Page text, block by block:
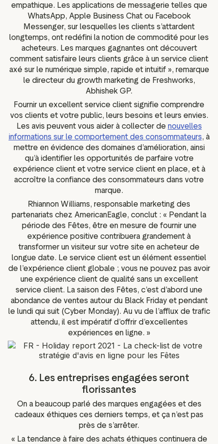
empathique. Les applications de messagerie telles que
WhatsApp, Apple Business Chat ou Facebook
Messenger, sur lesquelles les clients s’attardent
longtemps, ont redéfini la notion de commodité pour les
acheteurs. Les marques gagnantes ont découvert
comment satisfaire leurs clients grâce à un service client
axé sur le numérique simple, rapide et intuitif », remarque
le directeur du growth marketing de Freshworks,
Abhishek GP.
Fournir un excellent service client signifie comprendre
vos clients et votre public, leurs besoins et leurs envies.
Les avis peuvent vous aider à collecter de nouvelles
informations sur le comportement des consommateurs, à
mettre en évidence des domaines d’amélioration, ainsi
qu’à identifier les opportunités de parfaire votre
expérience client et votre service client en place, et à
accroître la confiance des consommateurs dans votre
marque.
Rhiannon Williams, responsable marketing des
partenariats chez AmericanEagle, conclut : « Pendant la
période des Fêtes, être en mesure de fournir une
expérience positive contribuera grandement à
transformer un visiteur sur votre site en acheteur de
longue date. Le service client est un élément essentiel
de l’expérience client globale ; vous ne pouvez pas avoir
une expérience client de qualité sans un excellent
service client. La saison des Fêtes, c’est d’abord une
abondance de ventes autour du Black Friday et pendant
le lundi qui suit (Cyber Monday). Au vu de l’afflux de trafic
attendu, il est impératif d’offrir d’excellentes
expériences en ligne. »
6. Les entreprises engagées seront
florissantes
On a beaucoup parlé des marques engagées et des
cadeaux éthiques ces derniers temps, et ça n’est pas
près de s’arrêter.
« La tendance à faire des achats éthiques continuera de